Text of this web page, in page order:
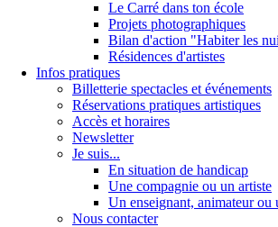
Le Carré dans ton école
Projets photographiques
Bilan d'action "Habiter les
Résidences d'artistes
Infos pratiques
Billetterie spectacles et événements
Réservations pratiques artistiques
Accès et horaires
Newsletter
Je suis...
En situation de handicap
Une compagnie ou un artiste
Un enseignant, animateur ou
Nous contacter